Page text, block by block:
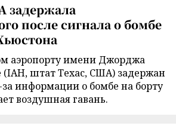
после сигнала о бомбе
аэропорту имени Джорджа
штат Техас, США) задержан
информации о бомбе на борту
воздушная гавань.